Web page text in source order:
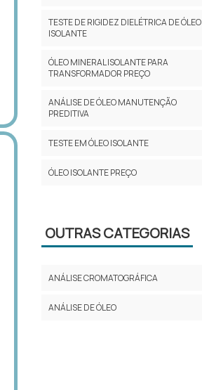
TESTE DE RIGIDEZ DIELÉTRICA DE ÓLEO
ISOLANTE
ÓLEO MINERAL ISOLANTE PARA
TRANSFORMADOR PREÇO
ANÁLISE DE ÓLEO MANUTENÇÃO
PREDITIVA
TESTE EM ÓLEO ISOLANTE
ÓLEO ISOLANTE PREÇO
OUTRAS CATEGORIAS
ANÁLISE CROMATOGRÁFICA
ANÁLISE DE ÓLEO